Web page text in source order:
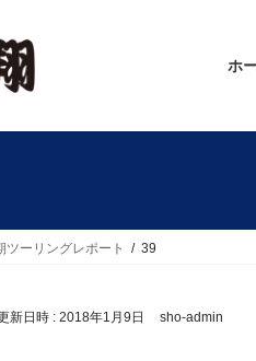
ホ
ツーリングレポート 39
新日時 : 2018年1月9日 sho-admin